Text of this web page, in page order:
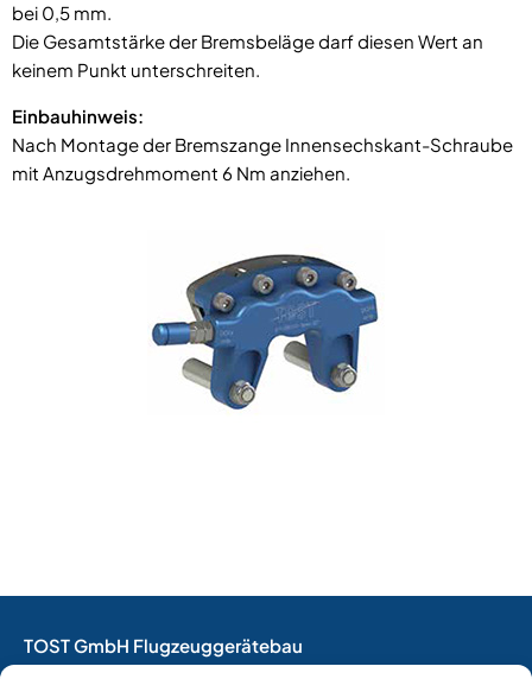
bei 0,5 mm.
Die Gesamtstärke der Bremsbeläge darf diesen Wert an
keinem Punkt unterschreiten.
Einbauhinweis:
Nach Montage der Bremszange Innensechskant-Schraube
mit Anzugsdrehmoment 6 Nm anziehen.
TOST GmbH Flugzeuggerätebau